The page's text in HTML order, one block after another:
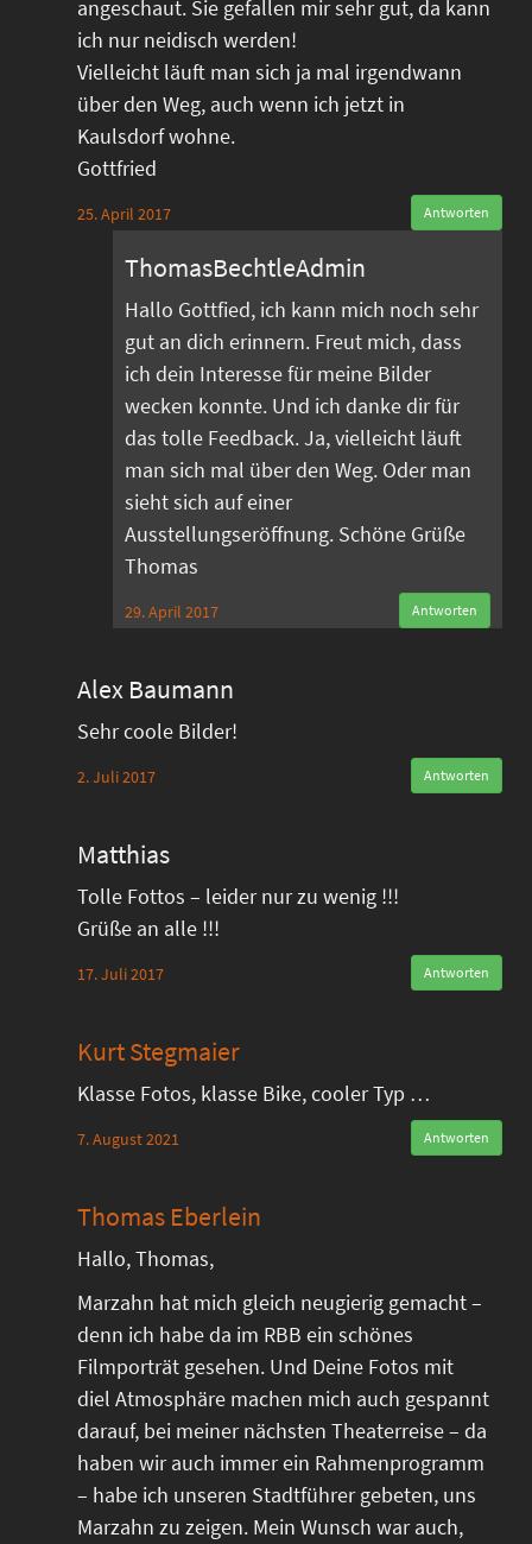
angeschaut. Sie gefallen mir sehr gut, da kann
ich nur neidisch werden!
Vielleicht läuft man sich ja mal irgendwann
über den Weg, auch wenn ich jetzt in
Kaulsdorf wohne.
Gottfried
25. April 2017 Antworten
ThomasBechtleAdmin
Hallo Gottfied, ich kann mich noch sehr
gut an dich erinnern. Freut mich, dass
ich dein Interesse für meine Bilder
wecken konnte. Und ich danke dir für
das tolle Feedback. Ja, vielleicht läuft
man sich mal über den Weg. Oder man
sieht sich auf einer
Ausstellungseröffnung. Schöne Grüße
Thomas
29. April 2017 Antworten
Alex Baumann
Sehr coole Bilder!
2. Juli 2017 Antworten
Matthias
Tolle Fottos – leider nur zu wenig !!!
Grüße an alle !!!
17. Juli 2017 Antworten
Kurt Stegmaier
Klasse Fotos, klasse Bike, cooler Typ …
7. August 2021 Antworten
Thomas Eberlein
Hallo, Thomas,
Marzahn hat mich gleich neugierig gemacht –
denn ich habe da im RBB ein schönes
Filmporträt gesehen. Und Deine Fotos mit
diel Atmosphäre machen mich auch gespannt
darauf, bei meiner nächsten Theaterreise – da
haben wir auch immer ein Rahmenprogramm
– habe ich unseren Stadtführer gebeten, uns
Marzahn zu zeigen. Mein Wunsch war auch,